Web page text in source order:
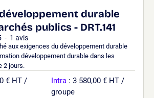
durable
publics - DRT.141
- 1 avis
aux exigences du développement durable
développement durable dans les
2 jours.
€ HT /
Intra : 3 580,00 € HT /
groupe